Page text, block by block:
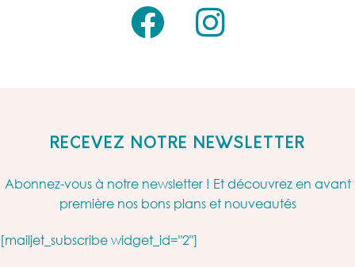
RECEVEZ NOTRE NEWSLETTER
Abonnez-vous à notre newsletter ! Et découvrez en avant
première nos bons plans et nouveautés
[mailjet_subscribe widget_id="2"]